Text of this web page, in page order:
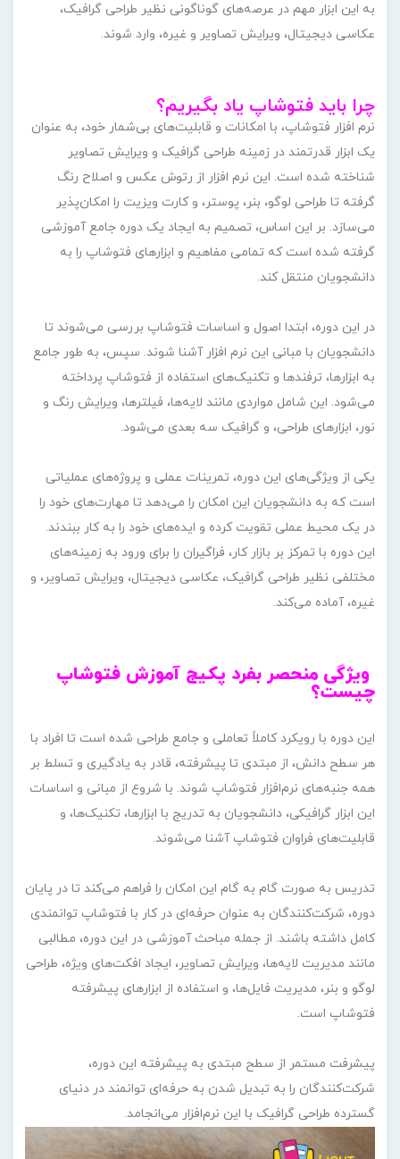
به این ابزار مهم در عرصه‌های گوناگونی نظیر طراحی گرافیک،
عکاسی دیجیتال، ویرایش تصاویر و غیره، وارد شوند.
چرا باید فتوشاپ یاد بگیریم؟
نرم افزار فتوشاپ، با امکانات و قابلیت‌های بی‌شمار خود، به عنوان
یک ابزار قدرتمند در زمینه طراحی گرافیک و ویرایش تصاویر
شناخته شده است. این نرم افزار از رتوش عکس و اصلاح رنگ
گرفته تا طراحی لوگو، بنر، پوستر، و کارت ویزیت را امکان‌پذیر
می‌سازد. بر این اساس، تصمیم به ایجاد یک دوره جامع آموزشی
گرفته شده است که تمامی مفاهیم و ابزارهای فتوشاپ را به
دانشجویان منتقل کند.
در این دوره، ابتدا اصول و اساسات فتوشاپ بررسی می‌شوند تا
دانشجویان با مبانی این نرم افزار آشنا شوند. سپس، به طور جامع
به ابزارها، ترفندها و تکنیک‌های استفاده از فتوشاپ پرداخته
می‌شود. این شامل مواردی مانند لایه‌ها، فیلترها، ویرایش رنگ و
نور، ابزارهای طراحی، و گرافیک سه بعدی می‌شود.
یکی از ویژگی‌های این دوره، تمرینات عملی و پروژه‌های عملیاتی
است که به دانشجویان این امکان را می‌دهد تا مهارت‌های خود را
در یک محیط عملی تقویت کرده و ایده‌های خود را به کار ببندند.
این دوره با تمرکز بر بازار کار، فراگیران را برای ورود به زمینه‌های
مختلفی نظیر طراحی گرافیک، عکاسی دیجیتال، ویرایش تصاویر، و
غیره، آماده می‌کند.
ویژگی منحصر بفرد پکیج آموزش فتوشاپ
چیست؟
این دوره با رویکرد کاملاً تعاملی و جامع طراحی شده است تا افراد با
هر سطح دانش، از مبتدی تا پیشرفته، قادر به یادگیری و تسلط بر
همه جنبه‌های نرم‌افزار فتوشاپ شوند. با شروع از مبانی و اساسات
این ابزار گرافیکی، دانشجویان به تدریج با ابزارها، تکنیک‌ها، و
قابلیت‌های فراوان فتوشاپ آشنا می‌شوند.
تدریس به صورت گام به گام این امکان را فراهم می‌کند تا در پایان
دوره، شرکت‌کنندگان به عنوان حرفه‌ای در کار با فتوشاپ توانمندی
کامل داشته باشند. از جمله مباحث آموزشی در این دوره، مطالبی
مانند مدیریت لایه‌ها، ویرایش تصاویر، ایجاد افکت‌های ویژه، طراحی
لوگو و بنر، مدیریت فایل‌ها، و استفاده از ابزارهای پیشرفته
فتوشاپ است.
پیشرفت مستمر از سطح مبتدی به پیشرفته این دوره،
شرکت‌کنندگان را به تبدیل شدن به حرفه‌ای توانمند در دنیای
گسترده طراحی گرافیک با این نرم‌افزار می‌انجامد.